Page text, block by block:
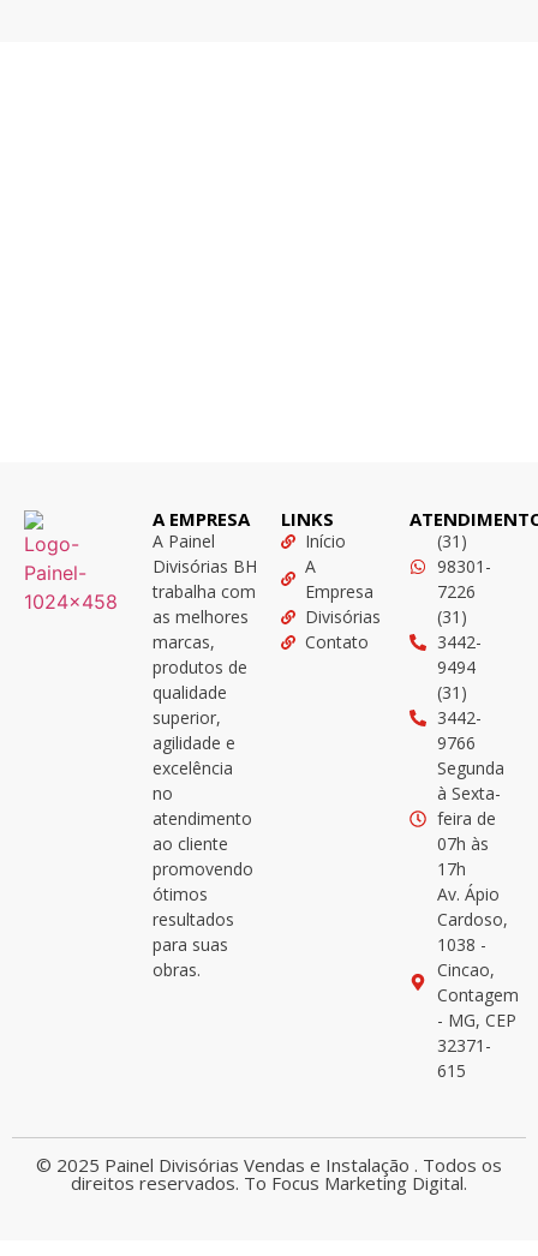
A EMPRESA
A Painel
Divisórias BH
trabalha com
as melhores
marcas,
produtos de
qualidade
superior,
agilidade e
excelência
no
atendimento
ao cliente
promovendo
ótimos
resultados
para suas
obras.
LINKS
Início
A
Empresa
Divisórias
Contato
(31)
98301-
7226
(31)
3442-
9494
(31)
3442-
9766
Segunda
à Sexta-
feira de
07h às
17h
Av. Ápio
Cardoso,
1038 -
Cincao,
Contagem
- MG, CEP
32371-
615
© 2025 Painel Divisórias Vendas e Instalação . Todos os
direitos reservados. To Focus Marketing Digital.